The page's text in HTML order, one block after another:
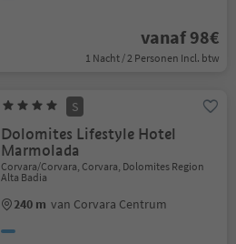
vanaf 98€
1 Nacht / 2 Personen Incl. btw
S
Dolomites Lifestyle Hotel
Marmolada
Corvara/Corvara, Corvara, Dolomites Region
Alta Badia
240 m van Corvara Centrum